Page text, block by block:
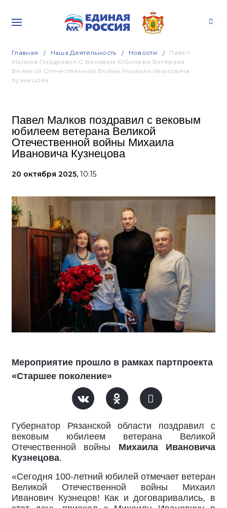
Главная Наша Деятельность Новости
Павел
Малков Поздравил С Вековым Юбилеем Ветерана
Великой Отечественной Войны Михаила Ивановича
Кузнецова
Павел Малков поздравил с вековым
юбилеем ветерана Великой
Отечественной войны Михаила
Ивановича Кузнецова
20 октября 2025, 10:15
Мероприятие прошло в рамках партпроекта
«Старшее поколение»
Губернатор Рязанской области поздравил с
вековым юбилеем ветерана Великой
Отечественной войны Михаила Ивановича
Кузнецова.
«Сегодня 100-летний юбилей отмечает ветеран
Великой Отечественной войны Михаил
Иванович Кузнецов! Как и договаривались, в